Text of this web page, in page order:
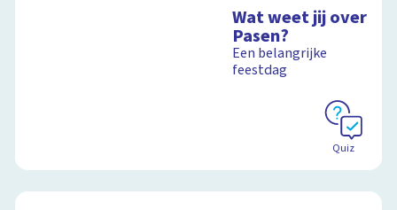
Wat weet jij over
Pasen?
Een belangrijke
feestdag
Quiz